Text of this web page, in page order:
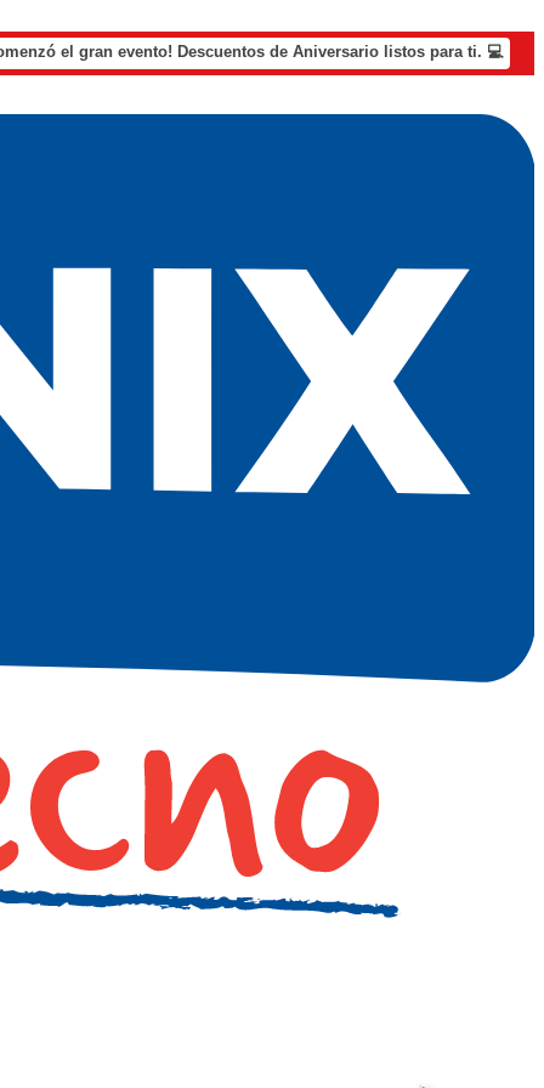
el gran evento! Descuentos de Aniversario listos para ti. 💻